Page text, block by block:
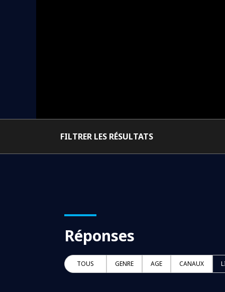
FILTRER LES RÉSULTATS
Réponses
TOUS GENRE AGE CANAUX